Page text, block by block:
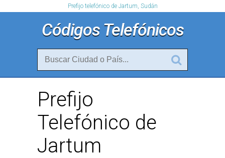
Prefijo telefónico de Jartum, Sudán
Códigos Telefónicos
Prefijo
Telefónico de
Jartum